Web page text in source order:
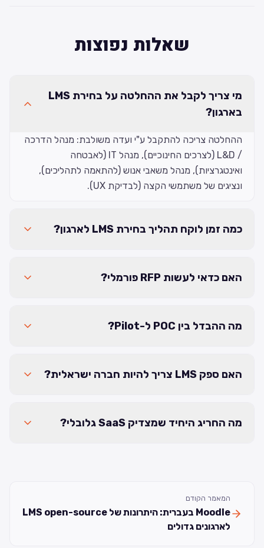
שאלות נפוצות
מי צריך לקבל את ההחלטה על בחירת LMS
בארגון?
ההחלטה צריכה להתקבל ע"י ועדה משולבת: מנהל הדרכה
/ L&D (לצרכים החינוכיים), מנהל IT (לאבטחה
ואינטגרציות), מנהל משאבי אנוש (להתאמה לתהליכים),
ונציגים של משתמשי הקצה (לבדיקת UX).
כמה זמן לוקח תהליך בחירת LMS לארגון?
האם כדאי לעשות RFP פורמלי?
מה ההבדל בין POC ל-Pilot?
האם ספק LMS צריך להיות חברה ישראלית?
מה החריג היחיד שמצדיק SaaS גלובלי?
המאמר הקודם
Moodle בעברית: היתרונות של LMS open-source
לארגונים גדולים